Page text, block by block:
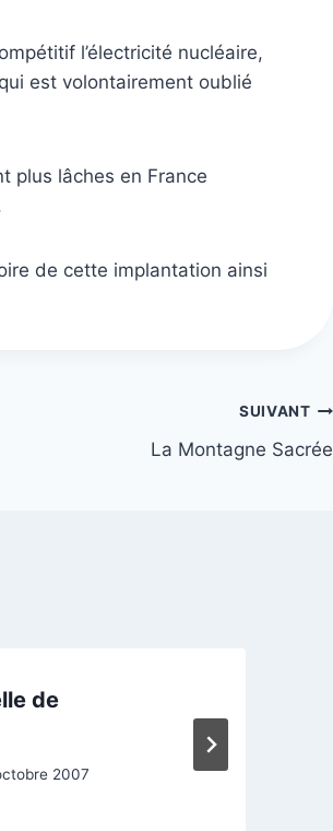
l’électricité nucléaire,
est volontairement oublié
plus lâches en France
de cette implantation ainsi
SUIVANT
La Montagne Sacrée
de
2007